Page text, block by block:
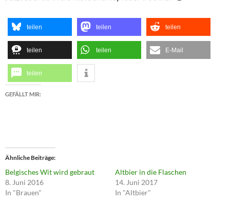
teilen teilen teilen
teilen teilen E-Mail
teilen
GEFÄLLT MIR:
Ähnliche Beiträge
Belgisches Wit wird gebraut
8. Juni 2016
In "Brauen"
Altbier in die Flaschen
14. Juni 2017
In "Altbier"